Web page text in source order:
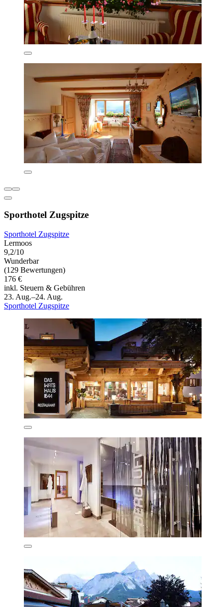
Sporthotel Zugspitze
Sporthotel Zugspitze
Lermoos
9,2/10
Wunderbar
(129 Bewertungen)
176 €
inkl. Steuern & Gebühren
23. Aug.–24. Aug.
Sporthotel Zugspitze